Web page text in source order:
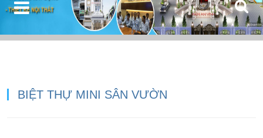
BIỆT THỰ MINI SÂN VƯỜN